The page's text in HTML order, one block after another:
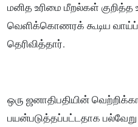
மனித உரிமை மீறல்கள்
வெளிக்கொணரக் கூடிய
தெரிவித்தார்.
ஒரு ஜனாதிபதியின்
பயன்படுத்தப்பட்டதாக